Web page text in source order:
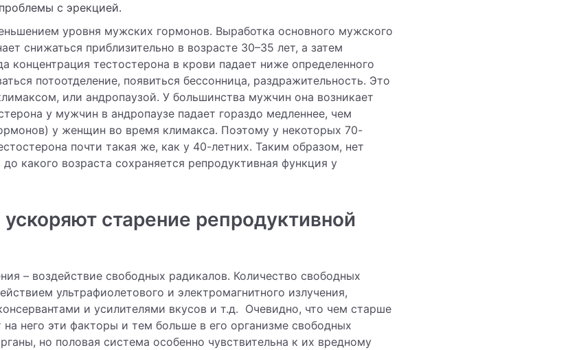
с эрекцией.
уровня мужских гормонов. Выработка основного мужского
снижаться приблизительно в возрасте 30–35 лет, а затем
концентрация тестостерона в крови падает ниже определенного
потоотделение, появиться бессонница, раздражительность. Это
или андропаузой. У большинства мужчин она возникает
у мужчин в андропаузе падает гораздо медленнее, чем
у женщин во время климакса. Поэтому у некоторых 70-
почти такая же, как у 40-летних. Таким образом, нет
какого возраста сохраняется репродуктивная функция у
старение репродуктивной
– воздействие свободных радикалов. Количество свободных
ультрафиолетового и электромагнитного излучения,
и усилителями вкусов и т.д. Очевидно, что чем старше
него эти факторы и тем больше в его организме свободных
но половая система особенно чувствительна к их вредному